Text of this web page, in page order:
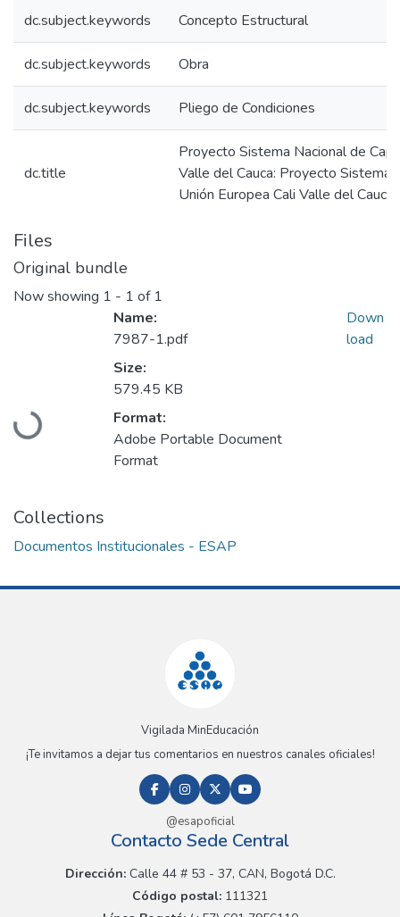
dc.subject.keywords Concepto Estructural
dc.subject.keywords Obra
dc.subject.keywords Pliego de Condiciones
dc.title
Proyecto Sistema Nacional de
Valle del Cauca: Proyecto Sistema
Unión Europea Cali Valle del Cauca
Files
Original bundle
Now showing 1 - 1 of 1
Loading...
Name:
7987-1.pdf
Size:
579.45 KB
Format:
Adobe Portable Document
Format
Down
load
Collections
Documentos Institucionales - ESAP
Vigilada MinEducación
¡Te invitamos a dejar tus comentarios en nuestros canales oficiales!
@esapoficial
Contacto Sede Central
Dirección:Calle 44 # 53 - 37, CAN, Bogotá D.C.
Código postal: 111321